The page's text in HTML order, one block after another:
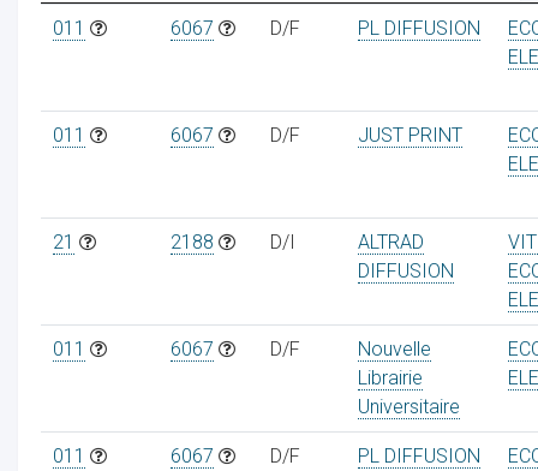
011 6067 D/F PL DIFFUSION
011 6067 D/F JUST PRINT
21 2188 D/I
ALTRAD
DIFFUSION
011 6067 D/F
Nouvelle
Librairie
Universitaire
011 6067 D/F PL DIFFUSION